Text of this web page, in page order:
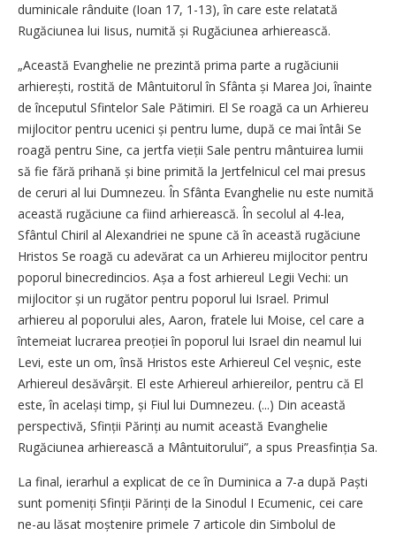
duminicale rânduite (Ioan 17, 1-13), în care este relatată
Rugăciunea lui Iisus, numită și Rugăciunea arhierească.
„Această Evanghelie ne prezintă prima parte a rugăciunii
arhierești, rostită de Mântuitorul în Sfânta și Marea Joi, înainte
de începutul Sfintelor Sale Pătimiri. El Se roagă ca un Arhiereu
mijlocitor pentru ucenici și pentru lume, după ce mai întâi Se
roagă pentru Sine, ca jertfa vieții Sale pentru mântuirea lumii
să fie fără prihană și bine primită la Jertfelnicul cel mai presus
de ceruri al lui Dumnezeu. În Sfânta Evanghelie nu este numită
această rugăciune ca fiind arhierească. În secolul al 4-lea,
Sfântul Chiril al Alexandriei ne spune că în această rugăciune
Hristos Se roagă cu adevărat ca un Arhiereu mijlocitor pentru
poporul binecredincios. Așa a fost arhiereul Legii Vechi: un
mijlocitor și un rugător pentru poporul lui Israel. Primul
arhiereu al poporului ales, Aaron, fratele lui Moise, cel care a
întemeiat lucrarea preoției în poporul lui Israel din neamul lui
Levi, este un om, însă Hristos este Arhiereul Cel veșnic, este
Arhiereul desăvârșit. El este Arhiereul arhiereilor, pentru că El
este, în același timp, și Fiul lui Dumnezeu. (...) Din această
perspectivă, Sfinții Părinți au numit această Evanghelie
Rugăciunea arhierească a Mântuitorului”, a spus Preasfinția Sa.
La final, ierarhul a explicat de ce în Duminica a 7-a după Paști
sunt pomeniți Sfinții Părinți de la Sinodul I Ecumenic, cei care
ne-au lăsat moștenire primele 7 articole din Simbolul de